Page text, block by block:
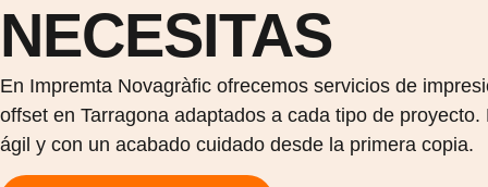
NECESITAS
En Impremta Novagràfic ofrecemos servicios de
offset en Tarragona adaptados a cada tipo de proyecto.
ágil y con un acabado cuidado desde la primera copia.